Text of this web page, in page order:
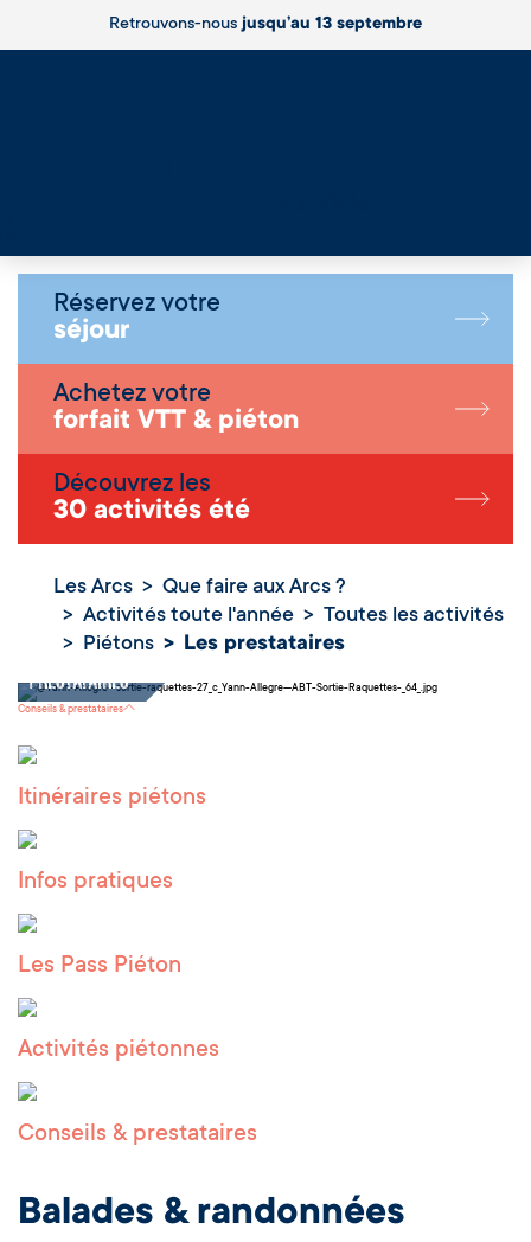
Retrouvons-nousjusqu’au 13 septembre
Réservez votre
séjour
Achetez votre
forfait VTT & piéton
Découvrez les
30 activités été
Les Arcs
Que faire aux Arcs ?
Activités toute l'année
Toutes les activités
Piétons
Les prestataires
prestataires
Conseils & prestataires
Itinéraires piétons
Infos pratiques
Les Pass Piéton
Activités piétonnes
Conseils & prestataires
Balades & randonnées